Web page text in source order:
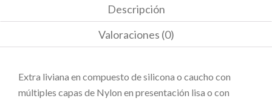
Descripción
Valoraciones (0)
Extra liviana en compuesto de silicona o caucho con
múltiples capas de Nylon en presentación lisa o con